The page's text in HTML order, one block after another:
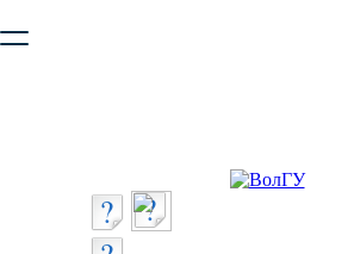
безопасную работу с сайтом. Пожалуйста